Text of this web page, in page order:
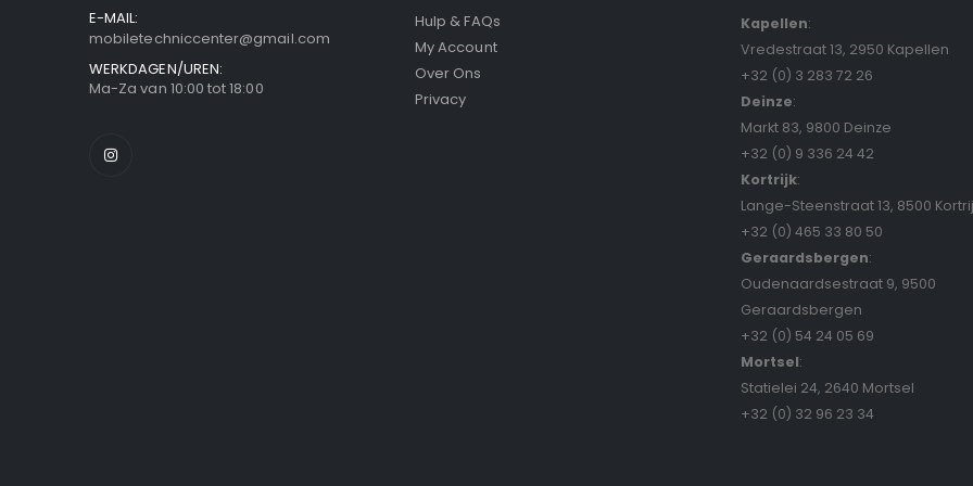
E-MAIL:
mobiletechniccenter@gmail.com
WERKDAGEN/UREN:
Ma-Za van 10:00 tot 18:00
Hulp & FAQs
My Account
Over Ons
Privacy
Kapellen:
Vredestraat 13, 2950 Kapellen
+32 (0) 3 283 72 26
Deinze:
Markt 83, 9800 Deinze
+32 (0) 9 336 24 42
Kortrijk:
Lange-Steenstraat 13, 8500
+32 (0) 465 33 80 50
Geraardsbergen:
Oudenaardsestraat 9, 9500
Geraardsbergen
+32 (0) 54 24 05 69
Mortsel:
Statielei 24, 2640 Mortsel
+32 (0) 32 96 23 34